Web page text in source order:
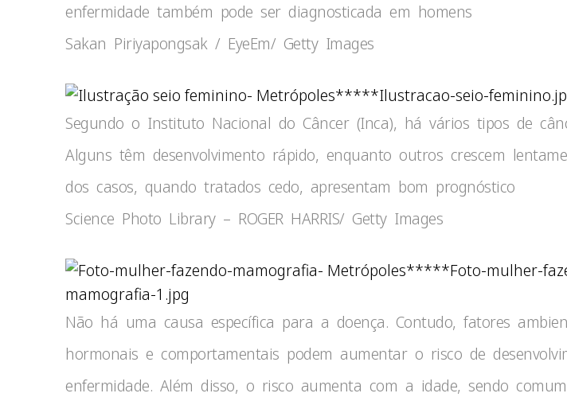
enfermidade também pode ser diagnosticada em homens
Sakan Piriyapongsak / EyeEm/ Getty Images
*****Ilustracao-seio-
Segundo o Instituto Nacional do Câncer (Inca), há vários tipos de
Alguns têm desenvolvimento rápido, enquanto outros crescem
dos casos, quando tratados cedo, apresentam bom prognóstico
Science Photo Library – ROGER HARRIS/ Getty Images
*****Foto-mulher-
mamografia-1.jpg
Não há uma causa específica para a doença. Contudo, fatores
hormonais e comportamentais podem aumentar o risco de
enfermidade. Além disso, o risco aumenta com a idade, sendo